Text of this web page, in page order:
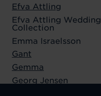
Efva Attling
Efva Attling Wedding
Collection
Emma Israelsson
Gant
Gemma
Georg Jensen